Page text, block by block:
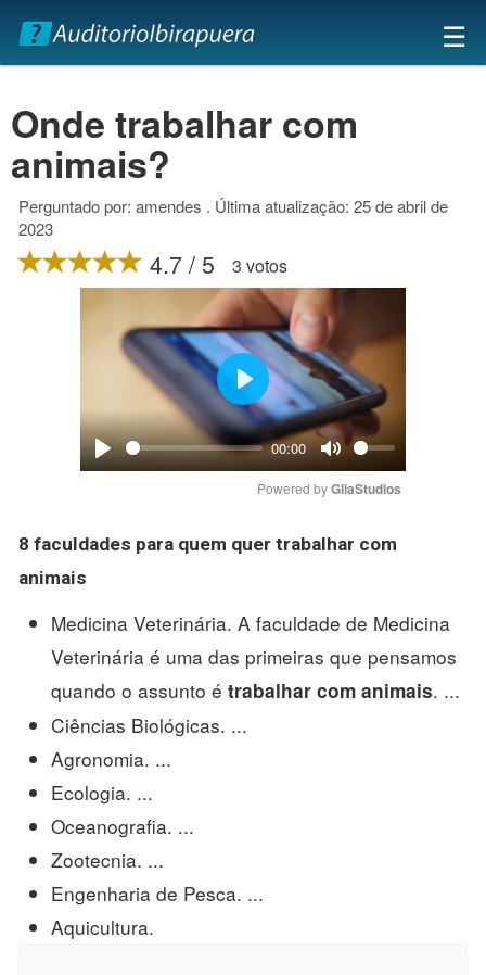
×
☰
Onde trabalhar com
animais?
Perguntado por: amendes . Última atualização: 25 de abril de
2023
4.7 / 5 3 votos
Play
00:00
Mute
Play
Powered by GliaStudios
8 faculdades para quem quer trabalhar com
animais
Medicina Veterinária. A faculdade de Medicina
Veterinária é uma das primeiras que pensamos
quando o assunto é trabalhar com animais. ...
Ciências Biológicas. ...
Agronomia. ...
Ecologia. ...
Oceanografia. ...
Zootecnia. ...
Engenharia de Pesca. ...
Aquicultura.